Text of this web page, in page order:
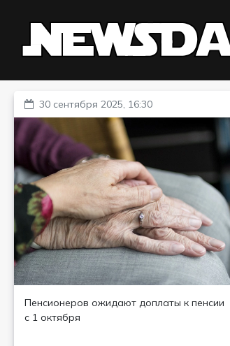
30 сентября 2025, 16:30
Пенсионеров ожидают доплаты к пенсии
с 1 октября